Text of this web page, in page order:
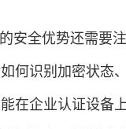
安全优势还需要注
何识别加密状态
在企业认证设备